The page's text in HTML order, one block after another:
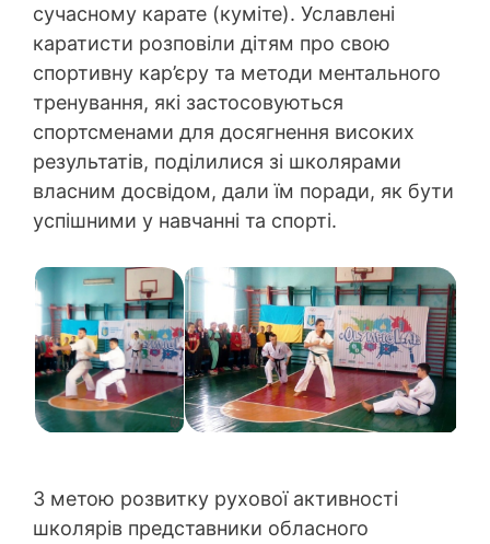
сучасному карате (куміте). Уславлені
каратисти розповіли дітям про свою
спортивну кар’єру та методи ментального
тренування, які застосовуються
спортсменами для досягнення високих
результатів, поділилися зі школярами
власним досвідом, дали їм поради, як бути
успішними у навчанні та спорті.
З метою розвитку рухової активності
школярів представники обласного